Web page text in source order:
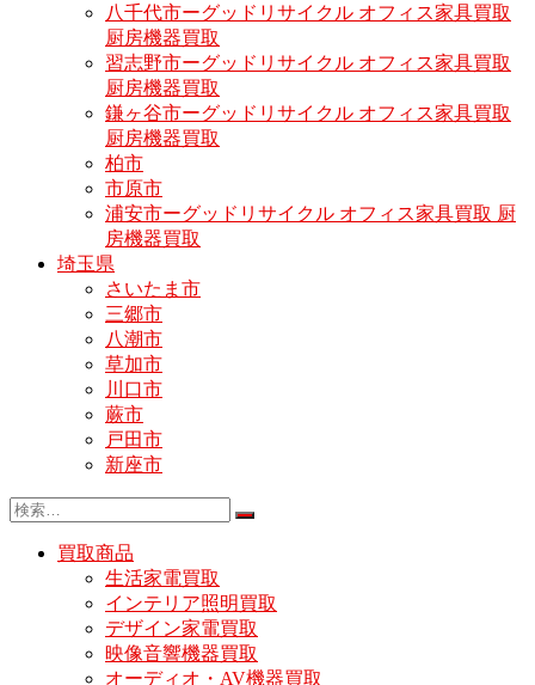
八千代市ーグッドリサイクル オフィス家具買取
厨房機器買取
習志野市ーグッドリサイクル オフィス家具買取
厨房機器買取
鎌ヶ谷市ーグッドリサイクル オフィス家具買取
厨房機器買取
柏市
市原市
浦安市ーグッドリサイクル オフィス家具買取 厨
房機器買取
埼玉県
さいたま市
三郷市
八潮市
草加市
川口市
蕨市
戸田市
新座市
買取商品
生活家電買取
インテリア照明買取
デザイン家電買取
映像音響機器買取
オーディオ・AV機器買取